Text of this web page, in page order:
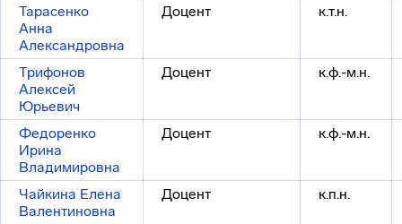
Тарасенко
Анна
Александровна
Доцент к.т.н.
Трифонов
Алексей
Юрьевич
Доцент к.ф.-м.н.
Федоренко
Ирина
Владимировна
Доцент к.ф.-м.н.
Чайкина Елена
Валентиновна
Доцент к.п.н.